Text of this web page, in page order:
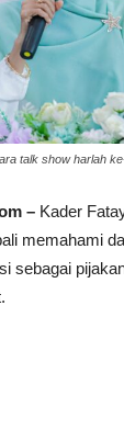
talk show harlah
– Kader
memahami
sebagai